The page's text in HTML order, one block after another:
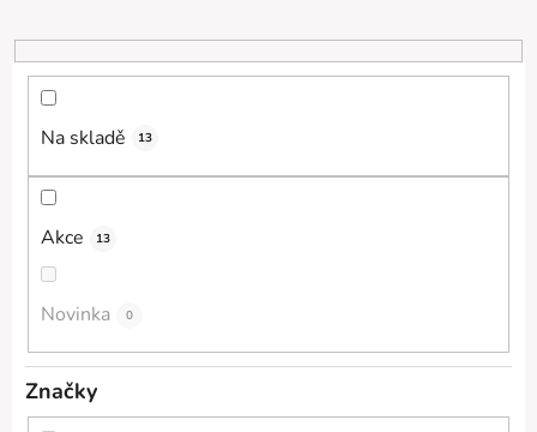
o
d
Na skladě 13
Akce 13
Novinka 0
Značky